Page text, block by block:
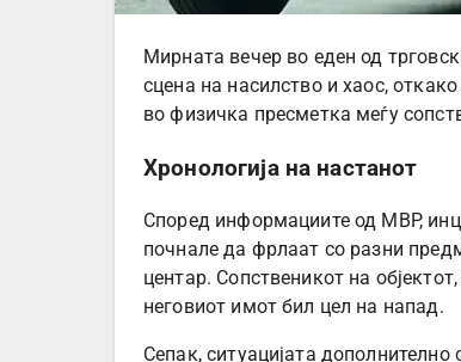
Мирната вечер во еден од
сцена на насилство и хаос,
во физичка пресметка меѓу
Хронологија на настанот
Според информациите од МВР,
почнале да фрлаат со разни
центар. Сопственикот на
неговиот имот бил цел на напад.
Сепак, ситуацијата